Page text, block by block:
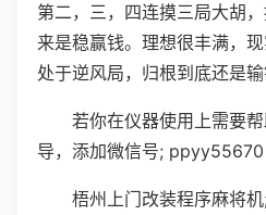
第二，三，四连摸三局大胡
来是稳赢钱。理想很丰满，
处于逆风局，归根到底还是输
若你在仪器使用上需要
导，添加微信号; ppyy55670
梧州上门改装程序麻将